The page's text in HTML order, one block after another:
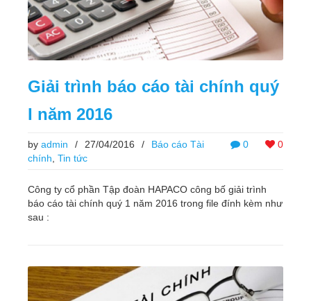
Giải trình báo cáo tài chính quý
I năm 2016
0 0
by admin / 27/04/2016 /
Báo cáo Tài
chính Tin tức
Công ty cổ phần Tập đoàn HAPACO công bố giải trình
báo cáo tài chính quý 1 năm 2016 trong file đính kèm như
sau :